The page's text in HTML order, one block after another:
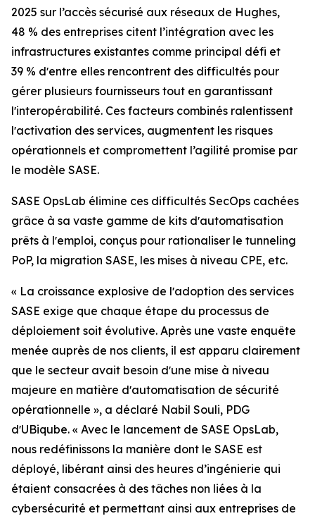
2025 sur l’accès sécurisé aux réseaux de Hughes,
48 % des entreprises citent l’intégration avec les
infrastructures existantes comme principal défi et
39 % dʼentre elles rencontrent des difficultés pour
gérer plusieurs fournisseurs tout en garantissant
lʼinteropérabilité. Ces facteurs combinés ralentissent
lʼactivation des services, augmentent les risques
opérationnels et compromettent l’agilité promise par
le modèle SASE.
SASE OpsLab élimine ces difficultés SecOps cachées
grâce à sa vaste gamme de kits dʼautomatisation
prêts à lʼemploi, conçus pour rationaliser le tunneling
PoP, la migration SASE, les mises à niveau CPE, etc.
« La croissance explosive de lʼadoption des services
SASE exige que chaque étape du processus de
déploiement soit évolutive. Après une vaste enquête
menée auprès de nos clients, il est apparu clairement
que le secteur avait besoin dʼune mise à niveau
majeure en matière dʼautomatisation de sécurité
opérationnelle », a déclaré Nabil Souli, PDG
dʼUBiqube. « Avec le lancement de SASE OpsLab,
nous redéfinissons la manière dont le SASE est
déployé, libérant ainsi des heures d’ingénierie qui
étaient consacrées à des tâches non liées à la
cybersécurité et permettant ainsi aux entreprises de